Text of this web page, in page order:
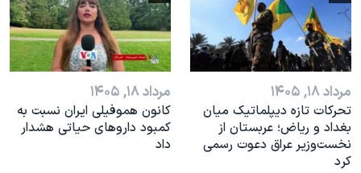
مرداد ۱۸, ۱۴۰۵
تحرکات تازه دیپلماتیک میان
بغداد و ریاض؛ عربستان از
نخست‌وزیر عراق دعوت رسمی
کرد
مرداد ۱۸, ۱۴۰۵
کانون هموفیلی ایران نسبت به
کمبود داروهای حیاتی هشدار
داد